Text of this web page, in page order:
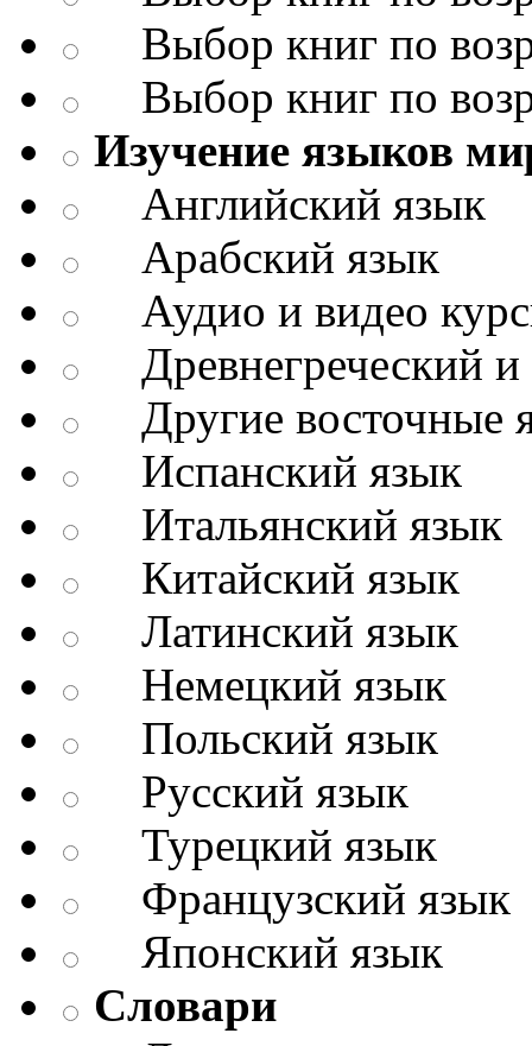
Выбор книг по
Выбор книг по
Изучение языков
Английский язык
Арабский язык
Аудио и видео
Древнегреческий и
Другие восточные
Испанский язык
Итальянский язык
Китайский язык
Латинский язык
Немецкий язык
Польский язык
Русский язык
Турецкий язык
Французский язык
Японский язык
Словари